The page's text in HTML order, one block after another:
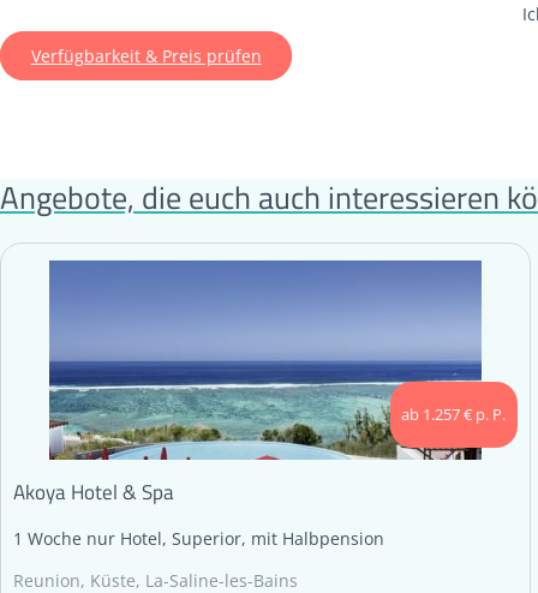
Verfügbarkeit & Preis prüfen
Angebote, die euch auch interessieren
ab 1.257 € p. P.
Akoya Hotel & Spa
1 Woche nur Hotel, Superior, mit Halbpension
Reunion, Küste, La-Saline-les-Bains